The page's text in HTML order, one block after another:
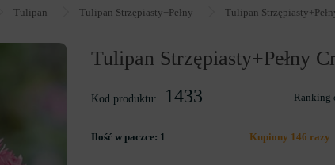
Tulipan Tulipan Strzępiasty+Pełny Tulipan
Tulipan Strzępiasty+Pełny
Kod produktu: 1433 Ranking
Ilość w paczce: 1 Kupiony 146 razy